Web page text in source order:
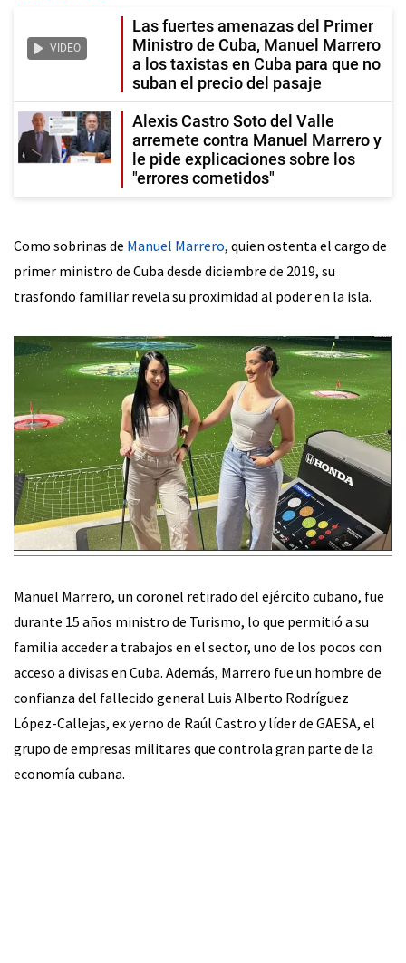
VIDEO
Las fuertes amenazas del Primer
Ministro de Cuba, Manuel Marrero
a los taxistas en Cuba para que no
suban el precio del pasaje
Alexis Castro Soto del Valle
arremete contra Manuel Marrero y
le pide explicaciones sobre los
"errores cometidos"
Como sobrinas de Manuel Marrero, quien ostenta el cargo de
primer ministro de Cuba desde diciembre de 2019, su
trasfondo familiar revela su proximidad al poder en la isla.
Manuel Marrero, un coronel retirado del ejército cubano, fue
durante 15 años ministro de Turismo, lo que permitió a su
familia acceder a trabajos en el sector, uno de los pocos con
acceso a divisas en Cuba. Además, Marrero fue un hombre de
confianza del fallecido general Luis Alberto Rodríguez
López-Callejas, ex yerno de Raúl Castro y líder de GAESA, el
grupo de empresas militares que controla gran parte de la
economía cubana.